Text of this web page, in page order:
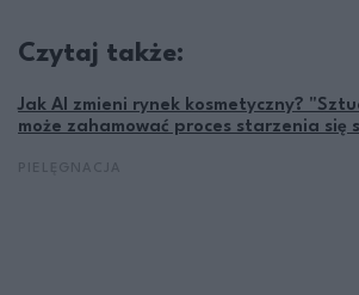
Czytaj także:
Jak AI zmieni rynek kosmetyczny?
może zahamować proces starzenia się